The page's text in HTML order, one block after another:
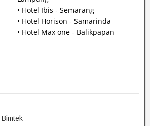
• Hotel Ibis - Semarang
• Hotel Horison - Samarinda
• Hotel Max one - Balikpapan